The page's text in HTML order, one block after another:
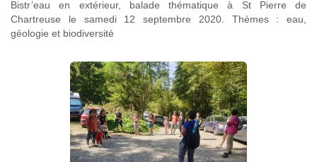
Bistr’eau en extérieur, balade thématique à St Pierre de
Chartreuse le samedi 12 septembre 2020. Thèmes : eau,
géologie et biodiversité